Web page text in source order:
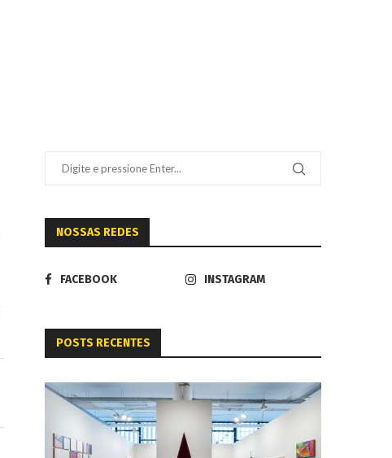
NOSSAS REDES
FACEBOOK INSTAGRAM
POSTS RECENTES